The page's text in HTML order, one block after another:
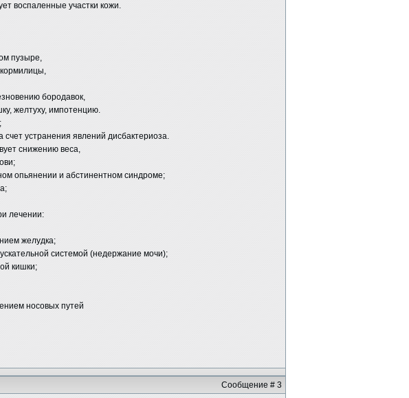
воспаленные участки кожи.
пузыре,
бородавок,
желтуху, импотенцию.
устранения явлений дисбактериоза.
снижению веса,
опьянении и абстинентном синдроме;
лечении:
желудка;
системой (недержание мочи);
кишки;
носовых путей
Сообщение # 3